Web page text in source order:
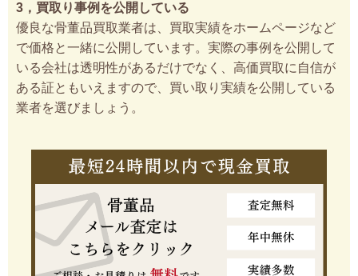
3，買取り事例を公開している
優良な骨董品買取業者は、買取実績をホームページなど
で価格と一緒に公開しています。実際の事例を公開して
いる会社は透明性があるだけでなく、高価買取に自信が
ある証ともいえますので、買い取り実績を公開している
業者を選びましょう。